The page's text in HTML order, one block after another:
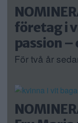
företag i
passion –
För två år